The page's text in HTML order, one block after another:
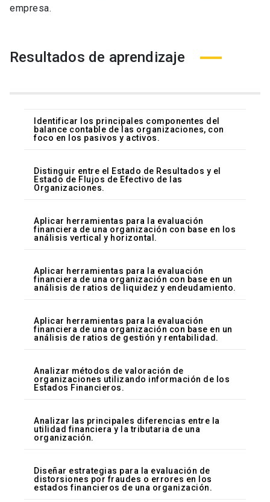
empresa.
Resultados de aprendizaje
Identificar los principales componentes del
balance contable de las organizaciones, con
foco en los pasivos y activos.
Distinguir entre el Estado de Resultados y el
Estado de Flujos de Efectivo de las
Organizaciones.
Aplicar herramientas para la evaluación
financiera de una organización con base en los
análisis vertical y horizontal.
Aplicar herramientas para la evaluación
financiera de una organización con base en un
análisis de ratios de liquidez y endeudamiento.
Aplicar herramientas para la evaluación
financiera de una organización con base en un
análisis de ratios de gestión y rentabilidad.
Analizar métodos de valoración de
organizaciones utilizando información de los
Estados Financieros.
Analizar las principales diferencias entre la
utilidad financiera y la tributaria de una
organización.
Diseñar estrategias para la evaluación de
distorsiones por fraudes o errores en los
estados financieros de una organización.